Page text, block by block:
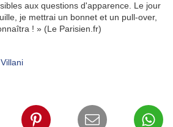
aux questions d'apparence. Le jour
je mettrai un bonnet et un pull-over,
! » (Le Parisien.fr)